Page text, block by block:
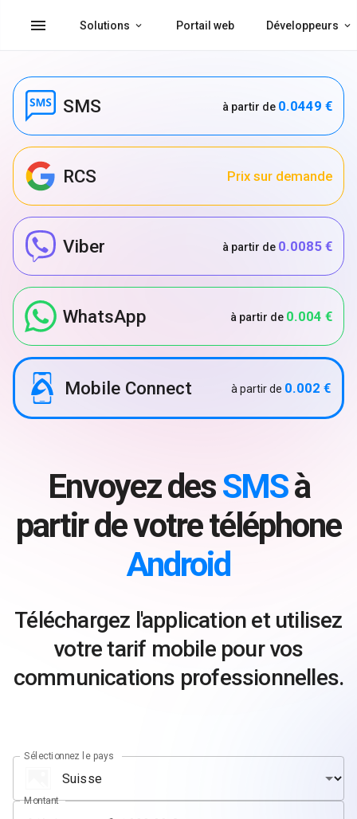
menu Solutions Portail web Développeurs
SMS à partir de 0.0449 €
RCS Prix sur demande
Viber à partir de 0.0085 €
WhatsApp à partir de 0.004 €
Mobile Connect à partir de 0.002 €
Envoyez desSMSà
partir de votre téléphone
Android
Téléchargez l'application et utilisez
votre tarif mobile pour vos
communications professionnelles.
Sélectionnez le pays
Montant